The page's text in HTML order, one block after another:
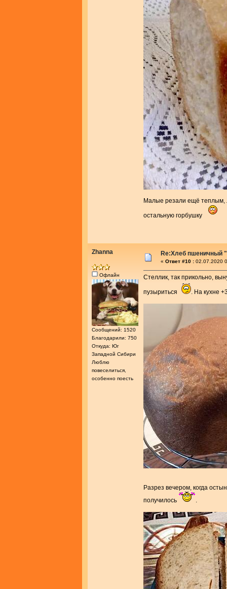
Малые резали ещё теплым,
остальную горбушку
Zhanna
Офлайн
Сообщений: 1520
Благодарили: 750
Откуда: Юг
Западной Сибири
Люблю
повеселиться,
особенно поесть
Re:Хлеб пшеничный
« Ответ #10 : 02.07.2020
Стеллик, так прикольно,
пузыриться . На кухне
Разрез вечером, когда
получилось
.